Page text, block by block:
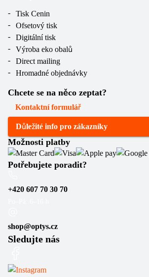
Tisk Cenin
Ofsetový tisk
Digitální tisk
Výroba eko obalů
Direct mailing
Hromadné objednávky
Chcete se na něco zeptat?
Kontaktní formulář
Důležité info pro zákazníky
Možnosti platby
Potřebujete poradit?
+420 607 70 30 70
shop@optys.cz
Sledujte nás